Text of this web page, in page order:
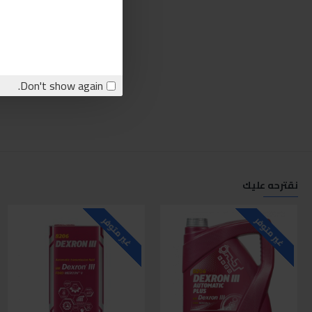
Don't show again.
نقترحه عليك
غير متوفر غير متوفر